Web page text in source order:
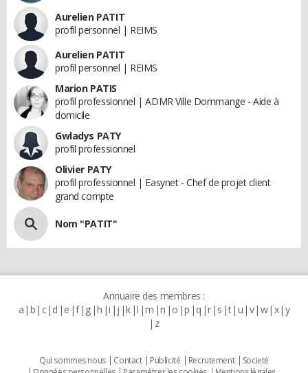
Aurelien PATIT
profil personnel | REIMS
Aurelien PATIT
profil personnel | REIMS
Marion PATIS
profil professionnel | ADMR Ville Dommange - Aide à
domicile
Gwladys PATY
profil professionnel
Olivier PATY
profil professionnel | Easynet - Chef de projet client
grand compte
Nom "PATIT"
Annuaire des membres :
a b c d e f g h i j k l m n o p q r s t u v w x y
z
Qui sommes nous Contact Publicité Recrutement
Societé